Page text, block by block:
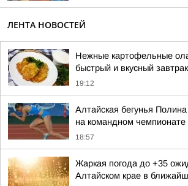
ЛЕНТА НОВОСТЕЙ
Нежные картофельные
быстрый и вкусный завтрак
19:12
Алтайская бегунья
на командном чемпионате
18:57
Жаркая погода до +35
Алтайском крае в